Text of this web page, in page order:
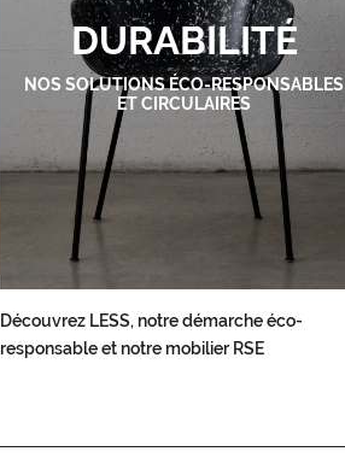
DURABILITÉ
NOS SOLUTIONS ÉCO-RESPONSABLES
ET CIRCULAIRES
Découvrez LESS, notre démarche éco-
responsable et notre mobilier RSE